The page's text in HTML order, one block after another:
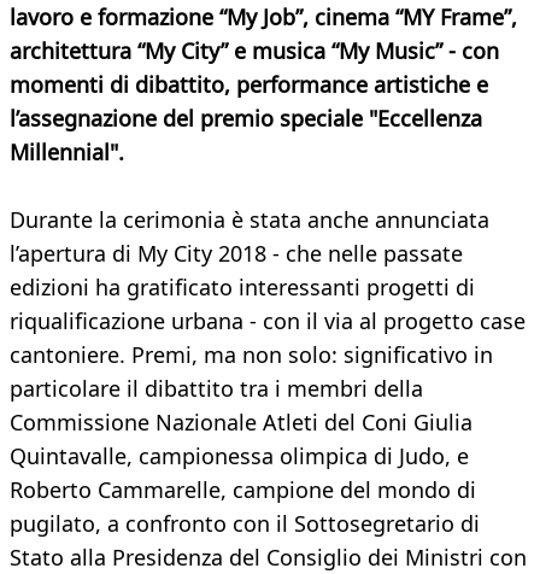
lavoro e formazione “My Job”, cinema “MY Frame”,
architettura “My City” e musica “My Music” - con
momenti di dibattito, performance artistiche e
l’assegnazione del premio speciale "Eccellenza
Millennial".
Durante la cerimonia è stata anche annunciata
l’apertura di My City 2018 - che nelle passate
edizioni ha gratificato interessanti progetti di
riqualificazione urbana - con il via al progetto case
cantoniere. Premi, ma non solo: significativo in
particolare il dibattito tra i membri della
Commissione Nazionale Atleti del Coni Giulia
Quintavalle, campionessa olimpica di Judo, e
Roberto Cammarelle, campione del mondo di
pugilato, a confronto con il Sottosegretario di
Stato alla Presidenza del Consiglio dei Ministri con